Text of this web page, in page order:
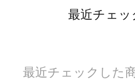
最近チェッ
最近チェックした